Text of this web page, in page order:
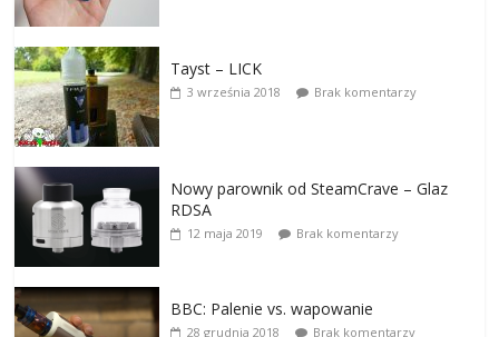
Tayst – LICK
3 września 2018 Brak komentarzy
Nowy parownik od SteamCrave – Glaz
RDSA
12 maja 2019 Brak komentarzy
BBC: Palenie vs. wapowanie
28 grudnia 2018 Brak komentarzy